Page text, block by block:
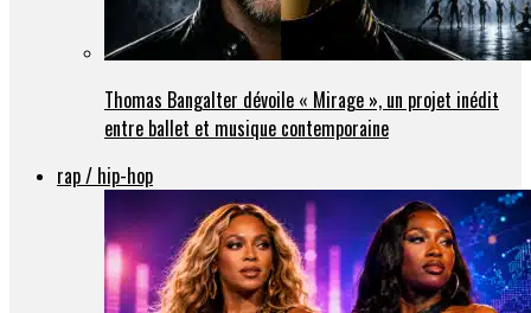
Thomas Bangalter dévoile « Mirage », un projet inédit
entre ballet et musique contemporaine
rap / hip-hop